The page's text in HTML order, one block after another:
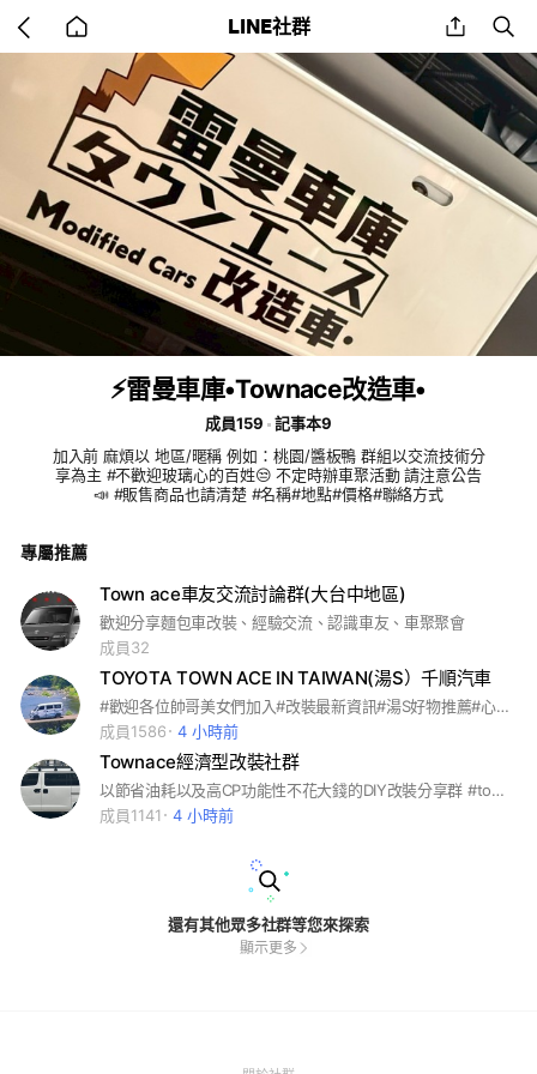
back
to
home
LINE社群 share
⚡️雷曼車庫•Townace改造車•
成員159
記事本9
加入前 麻煩以 地區/暱稱 例如：桃園/醬板鴨 群組以交流技術分
享為主 #不歡迎玻璃心的百姓😒 不定時辦車聚活動 請注意公告
📣 #販售商品也請清楚 #名稱#地點#價格#聯絡方式
專屬推薦
Town ace車友交流討論群(大台中地區)
歡迎分享麵包車改裝、經驗交流、認識車友、車聚聚會
成員32
TOYOTA TOWN ACE IN TAIWAN(湯S）千順汽車
#歡迎各位帥哥美女們加入#改裝最新資訊#湯S好物推薦#心得分享
成員1586
4 小時前
Townace經濟型改裝社群
以節省油耗以及高CP功能性不花大錢的DIY改裝分享群 #townace #townace床椅 #townace改裝 #townace動力 #townaceDiy
成員1141
4 小時前
還有其他眾多社群等您來探索
顯示更多